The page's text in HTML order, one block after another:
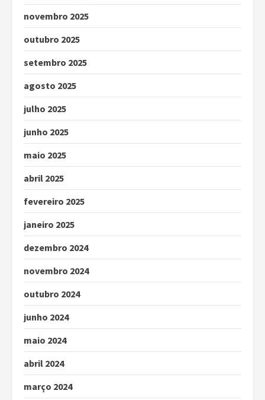
novembro 2025
outubro 2025
setembro 2025
agosto 2025
julho 2025
junho 2025
maio 2025
abril 2025
fevereiro 2025
janeiro 2025
dezembro 2024
novembro 2024
outubro 2024
junho 2024
maio 2024
abril 2024
março 2024